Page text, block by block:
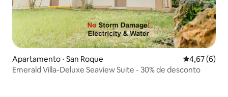
Apartamento ⋅ San Roque 4,67 de uma
4,67 (6)
Emerald Villa-Deluxe Seaview Suite - 30% de desconto